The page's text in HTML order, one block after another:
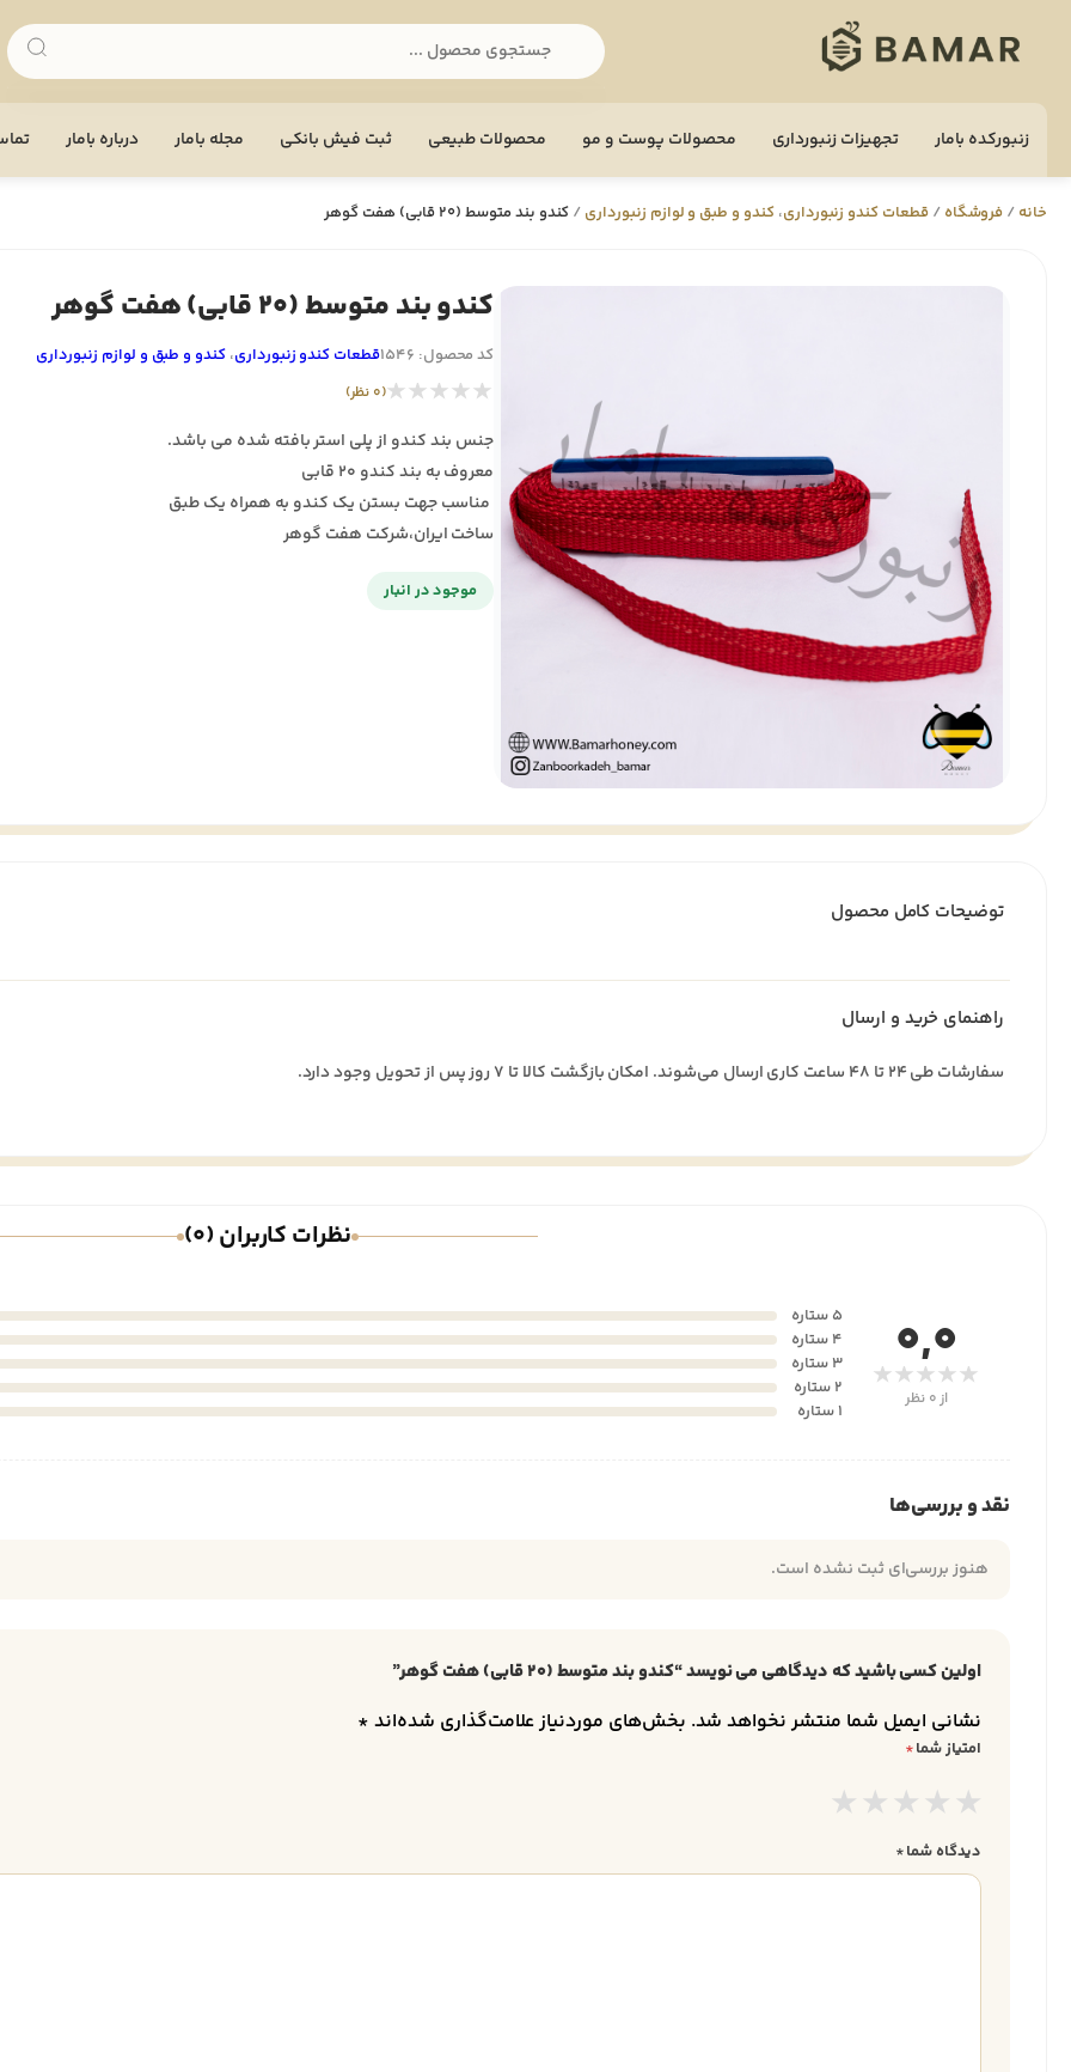
زنبورکده بامار تجهيزات زنبورداری محصولات پوست و مو محصولات طبیعی ثبت فیش بانکی مجله بامار درباره بامار
خانه / فروشگاه /قطعات کندو زنبورداری،کندو و طبق و لوازم زنبورداری / کندو بند متوسط (20 قابی) هفت گوهر
کندو بند متوسط (20 قابی) هفت گوهر
کد محصول: 1546 قطعات کندو زنبورداری، کندو و طبق و لوازم زنبورداری
★★★★★(0 نظر)
جنس بند کندو از پلی استر بافته شده می باشد.
معروف به بند کندو 20 قابی
مناسب جهت بستن یک کندو به همراه یک طبق
ساخت ایران،شرکت هفت گوهر
موجود در انبار
توضیحات کامل محصول
راهنمای خرید و ارسال
سفارشات طی ۲۴ تا ۴۸ ساعت کاری ارسال می‌شوند. امکان بازگشت کالا تا ۷ روز پس از تحویل وجود دارد.
نظرات کاربران (0)
0,0
★★★★★
از 0 نظر
5 ستاره
4 ستاره
3 ستاره
2 ستاره
1 ستاره
نقد و بررسی‌ها
هنوز بررسی‌ای ثبت نشده است.
اولین کسی باشید که دیدگاهی می نویسد “کندو بند متوسط (20 قابی) هفت گوهر”
نشانی ایمیل شما منتشر نخواهد شد. بخش‌های موردنیاز علامت‌گذاری شده‌اند *
امتیاز شما*
دیدگاه شما*